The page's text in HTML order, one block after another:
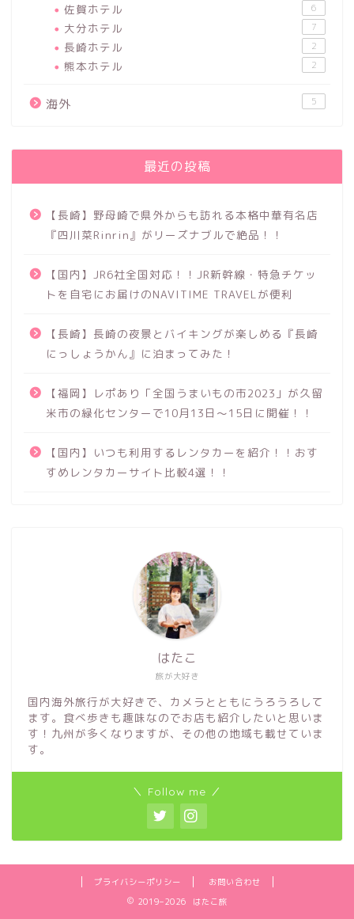
佐賀ホテル 6
大分ホテル 7
長崎ホテル 2
熊本ホテル 2
海外 5
最近の投稿
【長崎】野母崎で県外からも訪れる本格中華有名店
『四川菜Rinrin』がリーズナブルで絶品！！
【国内】JR6社全国対応！！JR新幹線・特急チケッ
トを自宅にお届けのNAVITIME TRAVELが便利
【長崎】長崎の夜景とバイキングが楽しめる『長崎
にっしょうかん』に泊まってみた！
【福岡】レポあり「全国うまいもの市2023」が久留
米市の緑化センターで10月13日～15日に開催！！
【国内】いつも利用するレンタカーを紹介！！おす
すめレンタカーサイト比較4選！！
旅が大好き
はたこ
国内海外旅行が大好きで、カメラとともにうろうろして
ます。食べ歩きも趣味なのでお店も紹介したいと思いま
す！九州が多くなりますが、その他の地域も載せていま
す。
＼ Follow me ／
プライバシーポリシー
お問い合わせ
2019–2026 はたこ旅